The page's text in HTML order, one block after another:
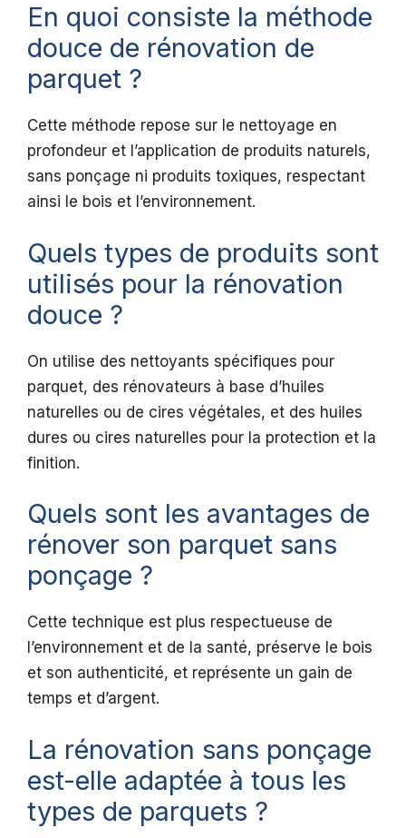
En quoi consiste la méthode
douce de rénovation de
parquet ?
Cette méthode repose sur le nettoyage en
profondeur et l’application de produits naturels,
sans ponçage ni produits toxiques, respectant
ainsi le bois et l’environnement.
Quels types de produits sont
utilisés pour la rénovation
douce ?
On utilise des nettoyants spécifiques pour
parquet, des rénovateurs à base d’huiles
naturelles ou de cires végétales, et des huiles
dures ou cires naturelles pour la protection et la
finition.
Quels sont les avantages de
rénover son parquet sans
ponçage ?
Cette technique est plus respectueuse de
l’environnement et de la santé, préserve le bois
et son authenticité, et représente un gain de
temps et d’argent.
La rénovation sans ponçage
est-elle adaptée à tous les
types de parquets ?